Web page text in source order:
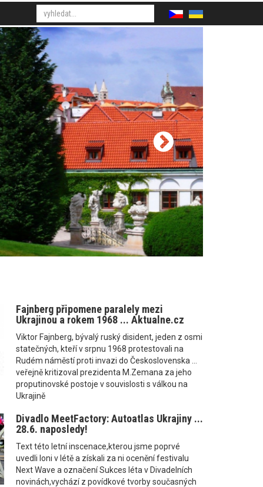
Fajnberg připomene paralely mezi
Ukrajinou a rokem 1968 ... Aktualne.cz
Viktor Fajnberg, bývalý ruský disident, jeden z osmi
statečných, kteří v srpnu 1968 protestovali na
Rudém náměstí proti invazi do Československa ...
veřejně kritizoval prezidenta M.Zemana za jeho
proputinovské postoje v souvislosti s válkou na
Ukrajině
Divadlo MeetFactory: Autoatlas Ukrajiny ...
28.6. naposledy!
Text této letní inscenace,kterou jsme poprvé
uvedli loni v létě a získali za ni ocenění festivalu
Next Wave a označení Sukces léta v Divadelních
novinách,vychází z povídkové tvorby současných